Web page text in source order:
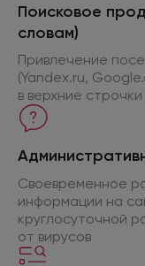
Поисковое
словам)
Привлечение
(Yandex.ru,
в верхние строчки
Своевременное
информации на
круглосуточной
от вирусов